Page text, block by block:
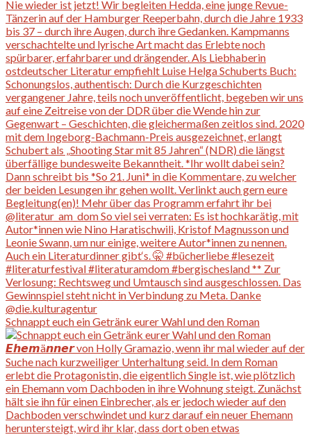
Schnappt euch ein Getränk eurer Wahl und den Roman